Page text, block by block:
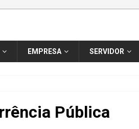
EMPRESA SERVIDOR
Pública